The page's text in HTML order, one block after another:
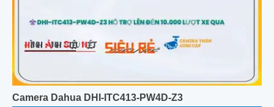
Camera Dahua DHI-ITC413-PW4D-Z3